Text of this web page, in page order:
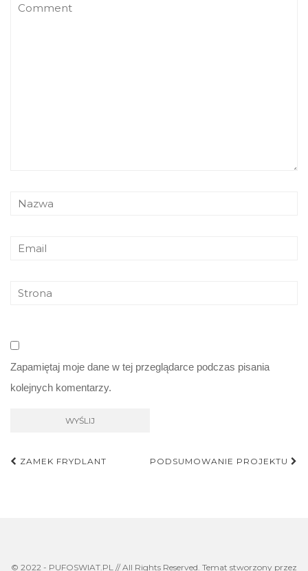
Zapamiętaj moje dane w tej przeglądarce podczas pisania
kolejnych komentarzy.
Nawigacja
ZAMEK FRYDLANT PODSUMOWANIE PROJEKTU
© 2022 - PUFOSWIAT.PL // All Rights Reserved. Temat stworzony przez